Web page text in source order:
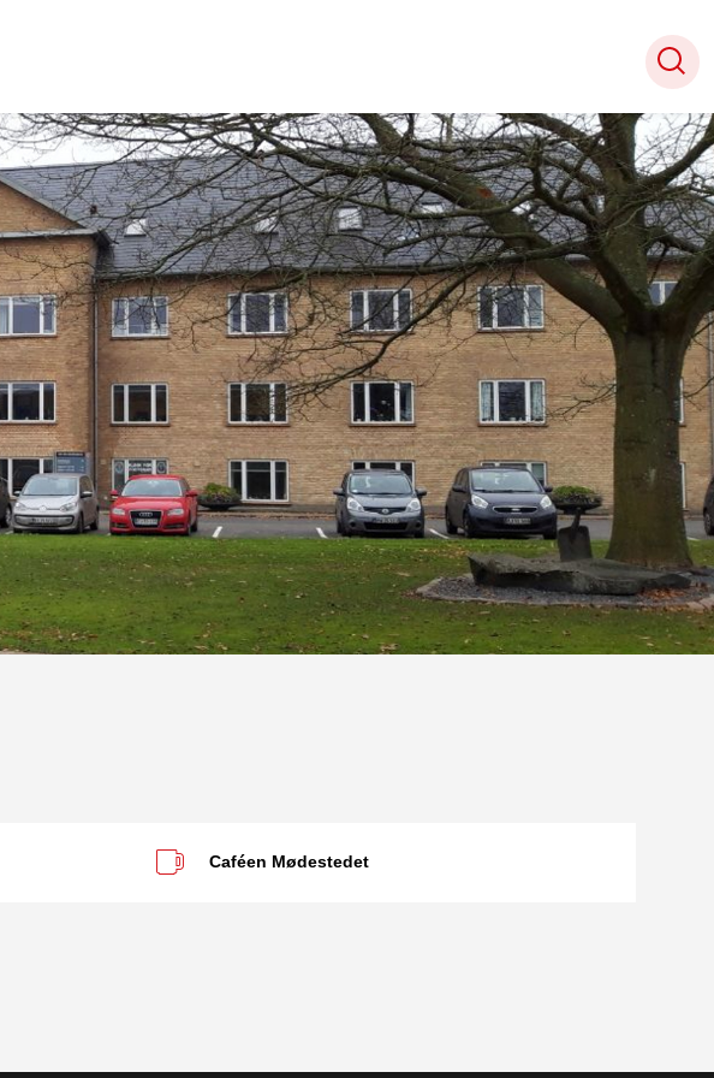
Caféen Mødestedet